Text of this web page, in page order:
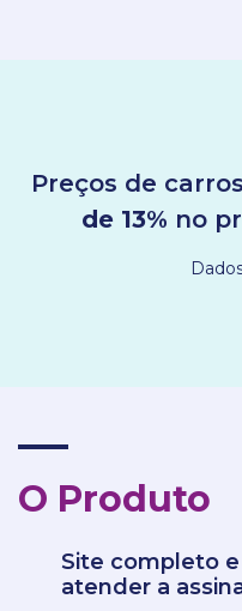
Preços de
de 13% no
O Produto
Site completo
atender a